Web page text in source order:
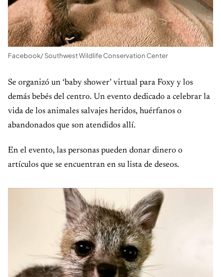
Facebook/ Southwest Wildlife Conservation Center
Se organizó un ‘baby shower’ virtual para Foxy y los
demás bebés del centro. Un evento dedicado a celebrar la
vida de los animales salvajes heridos, huérfanos o
abandonados que son atendidos allí.
En el evento, las personas pueden donar dinero o
artículos que se encuentran en su lista de deseos.